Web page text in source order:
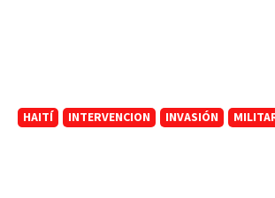
HAITÍ INTERVENCION INVASIÓN